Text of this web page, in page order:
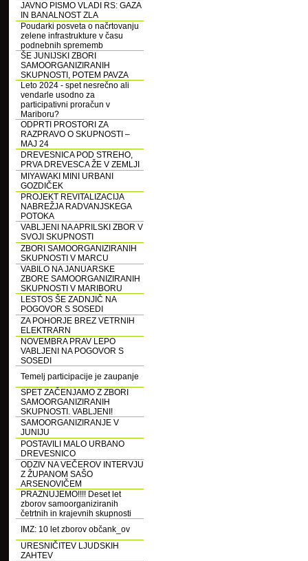
JAVNO PISMO VLADI RS: GAZA
IN BANALNOST ZLA
Poudarki posveta o načrtovanju
zelene infrastrukture v času
podnebnih sprememb
ŠE JUNIJSKI ZBORI
SAMOORGANIZIRANIH
SKUPNOSTI, POTEM PAVZA
Leto 2024 - spet nesrečno ali
vendarle usodno za
participativni proračun v
Mariboru?
ODPRTI PROSTORI ZA
RAZPRAVO O SKUPNOSTI –
MAJ 24
DREVESNICA POD STREHO,
PRVA DREVESCA ŽE V ZEMLJI
MIYAWAKI MINI URBANI
GOZDIČEK
PROJEKT REVITALIZACIJA
NABREŽJA RADVANJSKEGA
POTOKA
VABLJENI NA APRILSKI ZBOR V
SVOJI SKUPNOSTI
ZBORI SAMOORGANIZIRANIH
SKUPNOSTI V MARCU
VABILO NA JANUARSKE
ZBORE SAMOORGANIZIRANIH
SKUPNOSTI V MARIBORU
LESTOS ŠE ZADNJIČ NA
POGOVOR S SOSEDI
ZA POHORJE BREZ VETRNIH
ELEKTRARN
NOVEMBRA PRAV LEPO
VABLJENI NA POGOVOR S
SOSEDI
Temelj participacije je zaupanje
SPET ZAČENJAMO Z ZBORI
SAMOORGANIZIRANIH
SKUPNOSTI. VABLJENI!
SAMOORGANIZIRANJE V
JUNIJU
POSTAVILI MALO URBANO
DREVESNICO
ODZIV NA VEČEROV INTERVJU
Z ŽUPANOM SAŠO
ARSENOVIČEM
PRAZNUJEMO!!!! Deset let
zborov samoorganiziranih
četrtnih in krajevnih skupnosti
IMZ: 10 let zborov občank_ov
URESNIČITEV LJUDSKIH
ZAHTEV